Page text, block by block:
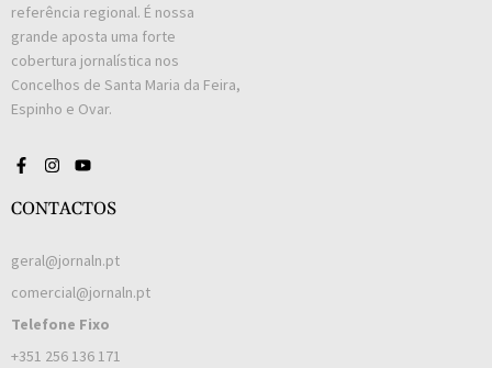
referência regional. É nossa
grande aposta uma forte
cobertura jornalística nos
Concelhos de Santa Maria da Feira,
Espinho e Ovar.
CONTACTOS
geral@jornaln.pt
comercial@jornaln.pt
Telefone Fixo
+351 256 136 171